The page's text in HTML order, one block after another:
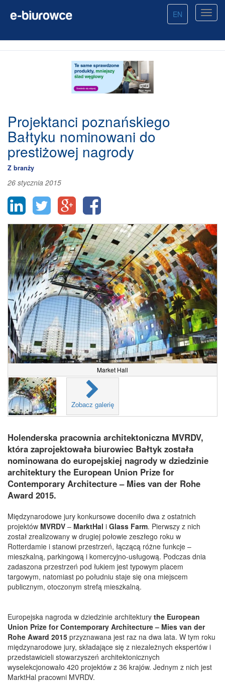
EN
Projektanci poznańskiego
Bałtyku nominowani do
prestiżowej nagrody
Z branży
26 stycznia 2015
Market Hall
Zobacz galerię
Holenderska pracownia architektoniczna MVRDV,
która zaprojektowała biurowiec Bałtyk została
nominowana do europejskiej nagrody w dziedzinie
architektury the European Union Prize for
Contemporary Architecture – Mies van der Rohe
Award 2015.
Międzynarodowe jury konkursowe doceniło dwa z ostatnich
projektów MVRDV – MarktHal i Glass Farm. Pierwszy z nich
został zrealizowany w drugiej połowie zeszłego roku w
Rotterdamie i stanowi przestrzeń, łączącą różne funkcje –
mieszkalną, parkingową i komercyjno-usługową. Podczas dnia
zadaszona przestrzeń pod łukiem jest typowym placem
targowym, natomiast po południu staje się ona miejscem
publicznym, otoczonym strefą mieszkalną.
Europejska nagroda w dziedzinie architektury the European
Union Prize for Contemporary Architecture – Mies van der
Rohe Award 2015 przyznawana jest raz na dwa lata. W tym roku
międzynarodowe jury, składające się z niezależnych ekspertów i
przedstawicieli stowarzyszeń architektonicznych
wyselekcjonowało 420 projektów z 36 krajów. Jednym z nich jest
MarktHal pracowni MVRDV.